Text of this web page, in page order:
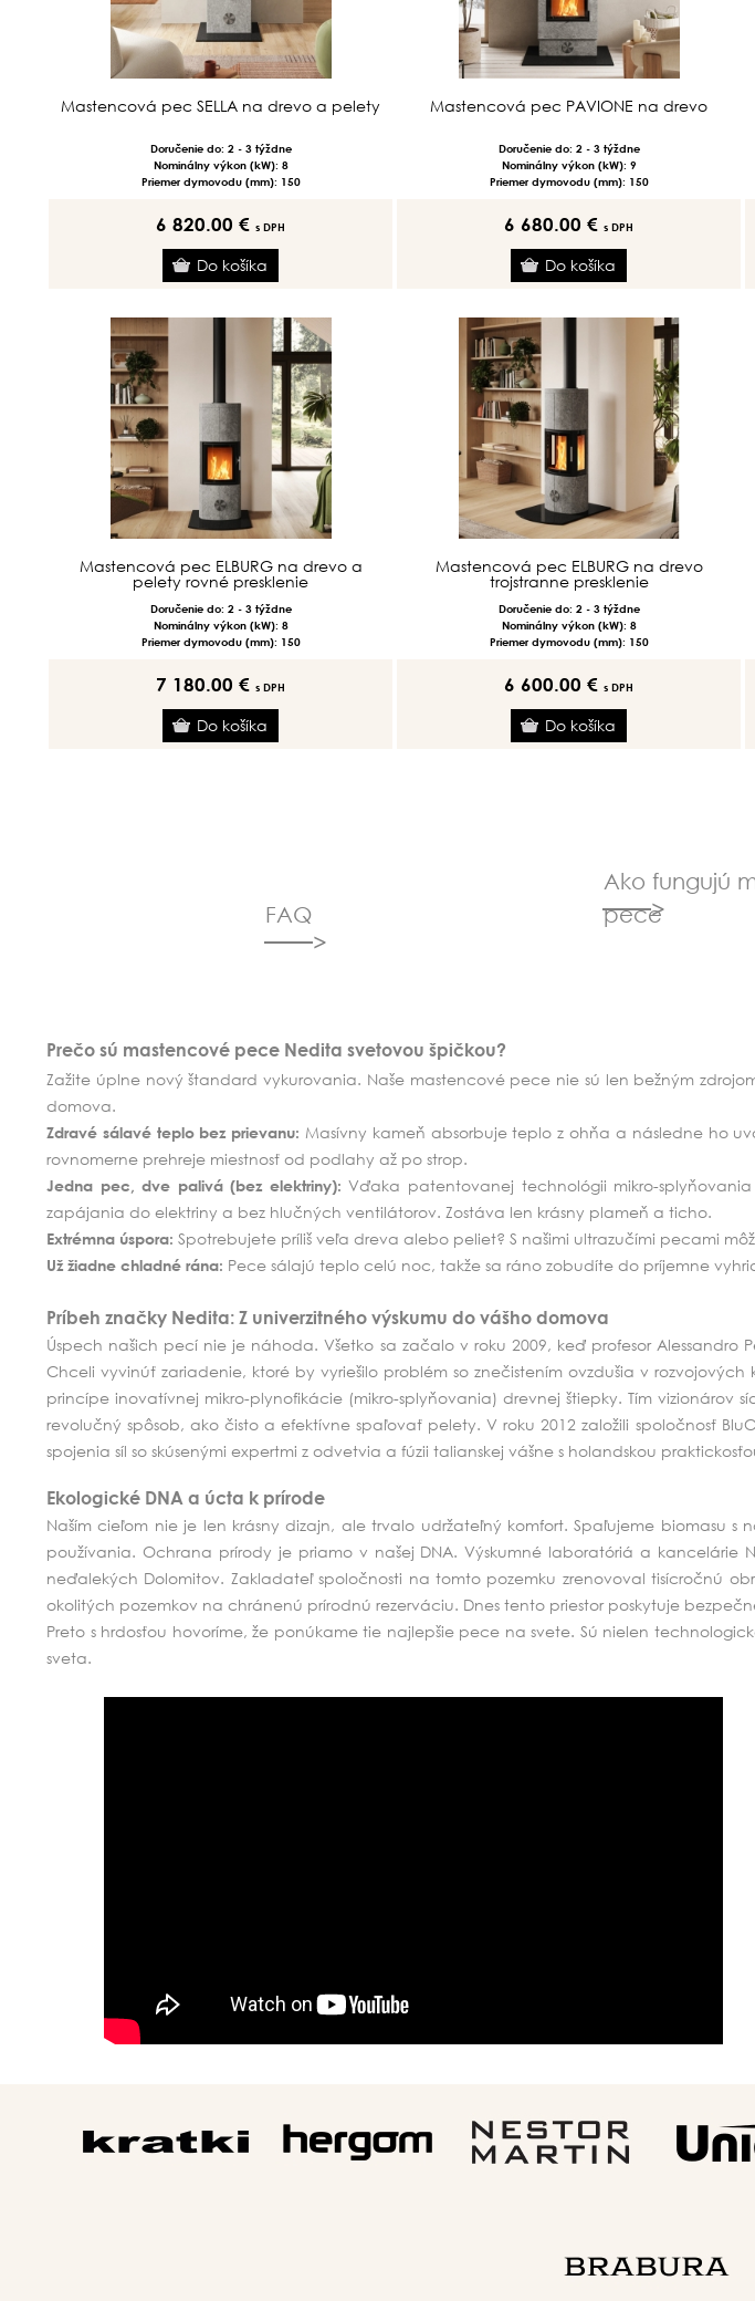
Mastencová pec SELLA na drevo a pelety
Doručenie do: 2 - 3 týždne
Nominálny výkon (kW): 8
Priemer dymovodu (mm): 150
6 820.00 € s DPH
Mastencová pec PAVIONE na drevo
Doručenie do: 2 - 3 týždne
Nominálny výkon (kW): 9
Priemer dymovodu (mm): 150
6 680.00 € s DPH
Mastencová pec ELBURG na drevo a
pelety rovné presklenie
Doručenie do: 2 - 3 týždne
Nominálny výkon (kW): 8
Priemer dymovodu (mm): 150
7 180.00 € s DPH
Mastencová pec ELBURG na drevo
trojstranne presklenie
Doručenie do: 2 - 3 týždne
Nominálny výkon (kW): 8
Priemer dymovodu (mm): 150
6 600.00 € s DPH
FAQ
Ako fungujú
pece
Prečo sú mastencové pece Nedita svetovou špičkou?
Zažite úplne nový štandard vykurovania. Naše mastencové pece nie sú len bežným
domova.
Zdravé sálavé teplo bez prievanu: Masívny kameň absorbuje teplo z ohňa a následne ho
rovnomerne prehreje miestnosť od podlahy až po strop.
Jedna pec, dve palivá (bez elektriny): Vďaka patentovanej technológii mikro-
zapájania do elektriny a bez hlučných ventilátorov. Zostáva len krásny plameň a ticho.
Extrémna úspora: Spotrebujete príliš veľa dreva alebo peliet? S našimi ultrazučími pecami
Už žiadne chladné rána: Pece sálajú teplo celú noc, takže sa ráno zobudíte do príjemne
Príbeh značky Nedita: Z univerzitného výskumu do vášho domova
Úspech našich pecí nie je náhoda. Všetko sa začalo v roku 2009, keď profesor Alessandro
Chceli vyvinúť zariadenie, ktoré by vyriešilo problém so znečistením ovzdušia v
princípe inovatívnej mikro-plynofikácie (mikro-splyňovania) drevnej štiepky.Tím vizionárov
revolučný spôsob, ako čisto a efektívne spaľovať pelety. V roku 2012 založili spoločnosť
spojenia síl so skúsenými expertmi z odvetvia a fúzii talianskej vášne s holandskou
Ekologické DNA a úcta k prírode
Naším cieľom nie je len krásny dizajn, ale trvalo udržateľný komfort. Spaľujeme biomasu
používania. Ochrana prírody je priamo v našej DNA. Výskumné laboratóriá a kancelárie
neďalekých Dolomitov. Zakladateľ spoločnosti na tomto pozemku zrenovoval tisícročnú
okolitých pozemkov na chránenú prírodnú rezerváciu. Dnes tento priestor poskytuje
Preto s hrdosťou hovoríme, že ponúkame tie najlepšie pece na svete. Sú nielen
sveta.